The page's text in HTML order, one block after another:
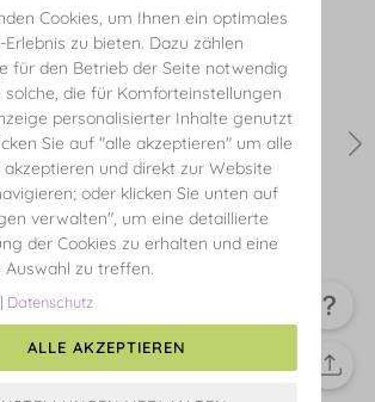
Cookies, um Ihnen ein optimales
zu bieten. Dazu zählen
für den Betrieb der Seite notwendig
solche, die für Komforteinstellungen
personalisierter Inhalte genutzt
Sie auf "alle akzeptieren" um alle
akzeptieren und direkt zur Website
oder klicken Sie unten auf
verwalten", um eine detaillierte
der Cookies zu erhalten und eine
Auswahl zu treffen.
| Datenschutz
ALLE AKZEPTIEREN